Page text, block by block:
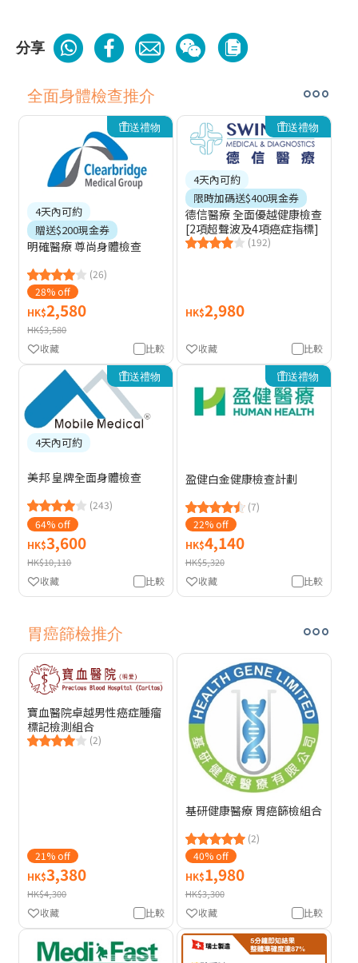
分享
全面身體檢查推介
送禮物
4天內可約
贈送$200現金券
明確醫療 尊尚身體檢查
(26)
28% off
HK$2,580
HK$3,580
比較
收藏
送禮物
4天內可約
限時加碼送$400現金券
德信醫療 全面優越健康檢查
[2項超聲波及4項癌症指標]
(192)
HK$2,980
比較
收藏
送禮物
4天內可約
美邦 皇牌全面身體檢查
(243)
64% off
HK$3,600
HK$10,110
比較
收藏
送禮物
盈健白金健康檢查計劃
(7)
22% off
HK$4,140
HK$5,320
比較
收藏
胃癌篩檢推介
寶血醫院卓越男性癌症腫瘤
標記檢測組合
(2)
21% off
HK$3,380
HK$4,300
比較
收藏
基研健康醫療 胃癌篩檢組合
(2)
40% off
HK$1,980
HK$3,300
比較
收藏